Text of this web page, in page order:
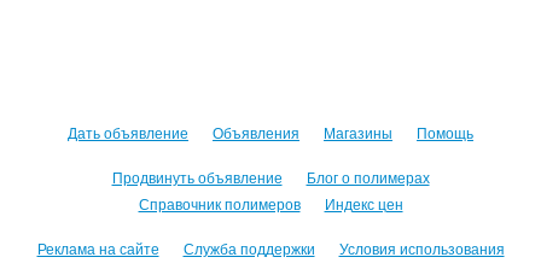
Дать объявление Объявления Магазины Помощь
Продвинуть объявление
Блог о полимерах
Справочник полимеров
Индекс цен
Реклама на сайте Служба поддержки
Условия использования